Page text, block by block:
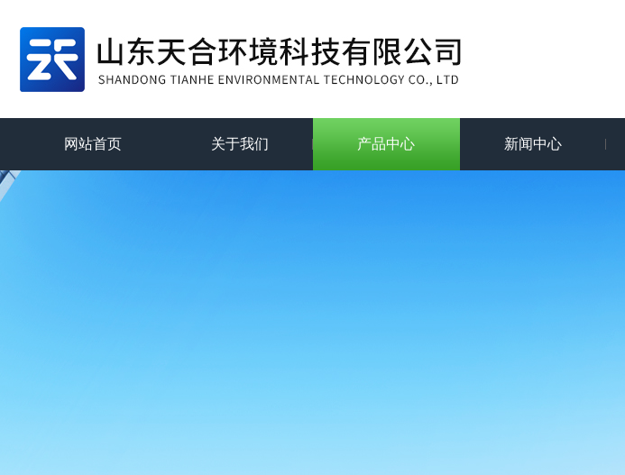
网站首页 关于我们 产品中心 新闻中心